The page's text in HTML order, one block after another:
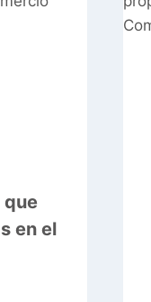
que
en el